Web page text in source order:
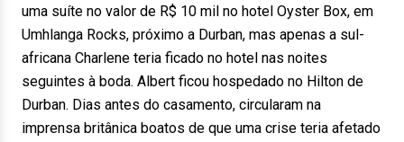
uma suíte no valor de R$ 10 mil no hotel Oyster Box, em
Umhlanga Rocks, próximo a Durban, mas apenas a sul-
africana Charlene teria ficado no hotel nas noites
seguintes à boda. Albert ficou hospedado no Hilton de
Durban. Dias antes do casamento, circularam na
imprensa britânica boatos de que uma crise teria afetado